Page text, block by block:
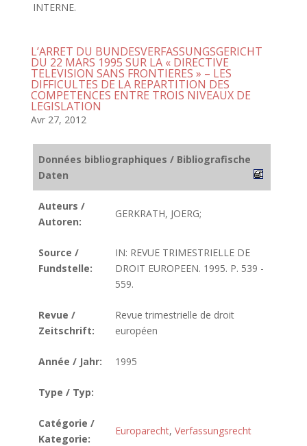
INTERNE.
L’ARRET DU BUNDESVERFASSUNGSGERICHT
DU 22 MARS 1995 SUR LA « DIRECTIVE
TELEVISION SANS FRONTIERES » – LES
DIFFICULTES DE LA REPARTITION DES
COMPETENCES ENTRE TROIS NIVEAUX DE
LEGISLATION
Avr 27, 2012
Données bibliographiques / Bibliografische
Daten
Auteurs /
Autoren:
GERKRATH, JOERG;
Source /
Fundstelle:
IN: REVUE TRIMESTRIELLE DE
DROIT EUROPEEN. 1995. P. 539 -
559.
Revue /
Zeitschrift:
Revue trimestrielle de droit
européen
Année / Jahr: 1995
Type / Typ:
Catégorie /
Kategorie:
Europarecht, Verfassungsrecht